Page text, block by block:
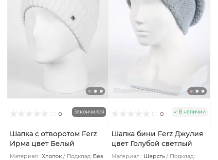
0 Закончился
Шапка с отворотом Ferz
Ирма цвет Белый
Материал : Хлопок Подклад: Без
0 В наличии
Шапка бини Ferz Джулия
цвет Голубой светлый
Материал : Шерсть
Подклад: